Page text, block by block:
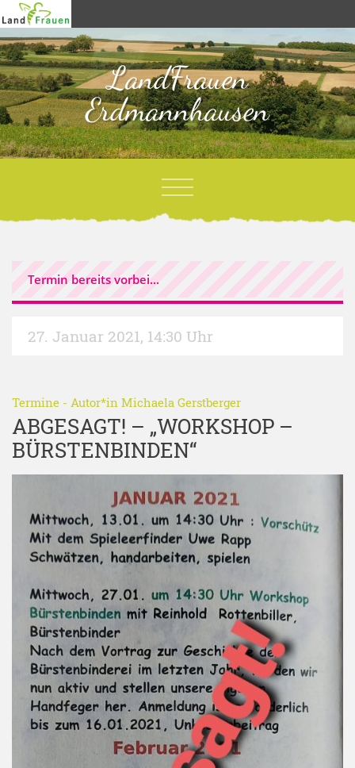
LandFrauen
Erdmannhausen
Termin bereits vorbei...
27. Januar 2021, 14:30 Uhr
Termine - Autor*in Michaela Gerstberger
ABGESAGT! – „WORKSHOP –
BÜRSTENBINDEN“